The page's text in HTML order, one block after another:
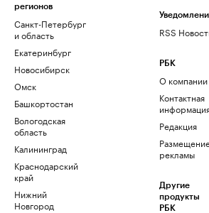
регионов
Санкт-Петербург
и область
Екатеринбург
Новосибирск
Омск
Башкортостан
Вологодская
область
Калининград
Краснодарский
край
Нижний
Новгород
RSS
РБК
О компании
Контактная
Редакция
рекламы
Другие
продукты
РБК